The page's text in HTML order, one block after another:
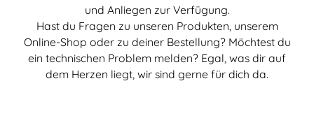
und Anliegen zur Verfügung.
Hast du Fragen zu unseren Produkten, unserem
Online-Shop oder zu deiner Bestellung? Möchtest du
ein technischen Problem melden? Egal, was dir auf
dem Herzen liegt, wir sind gerne für dich da.